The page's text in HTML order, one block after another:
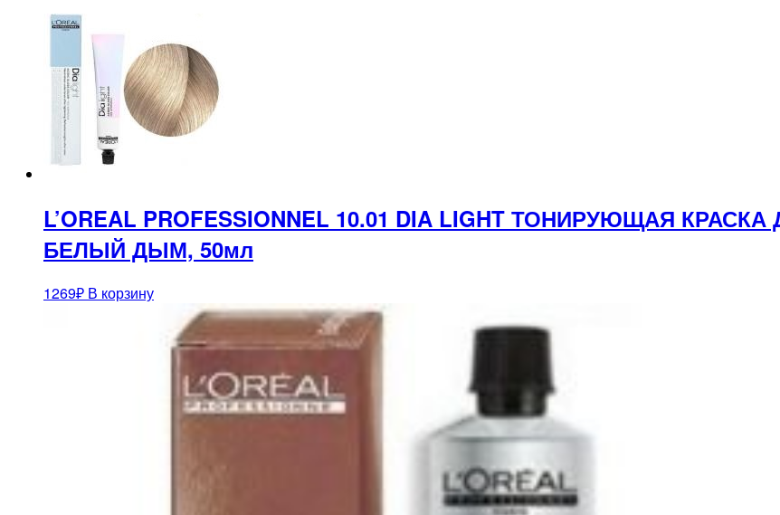
L’OREAL PROFESSIONNEL 10.01 DIA LIGHT ТОНИРУЮЩАЯ
БЕЛЫЙ ДЫМ, 50мл
1269₽ В корзину